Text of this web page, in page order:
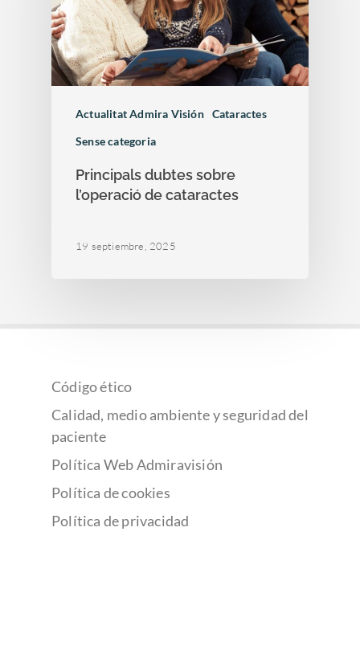
Actualitat Admira Visión Cataractes
Sense categoria
Principals dubtes sobre
l’operació de cataractes
19 septiembre, 2025
Código ético
Calidad, medio ambiente y seguridad del
paciente
Política Web Admiravisión
Política de cookies
Política de privacidad